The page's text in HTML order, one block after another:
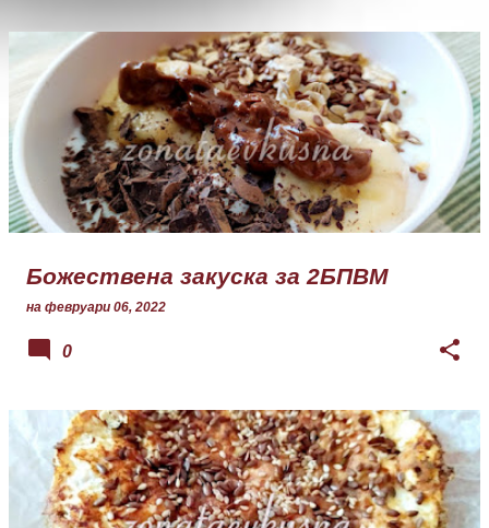
Божествена закуска за 2БПВМ
на февруари 06, 2022
0